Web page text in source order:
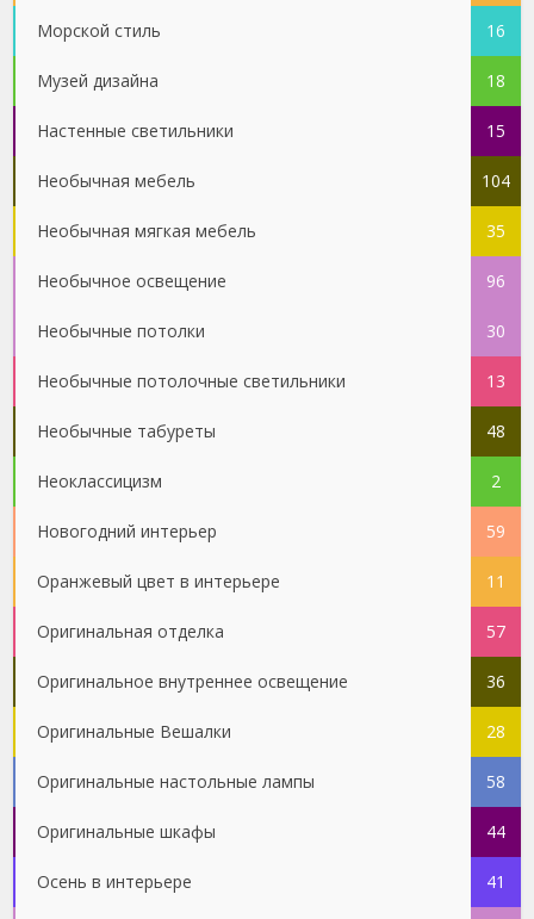
Морской стиль 16
Музей дизайна 18
Настенные светильники 15
Необычная мебель 104
Необычная мягкая мебель 35
Необычное освещение 96
Необычные потолки 30
Необычные потолочные светильники 13
Необычные табуреты 48
Неоклассицизм 2
Новогодний интерьер 59
Оранжевый цвет в интерьере 11
Оригинальная отделка 57
Оригинальное внутреннее освещение 36
Оригинальные Вешалки 28
Оригинальные настольные лампы 58
Оригинальные шкафы 44
Осень в интерьере 41